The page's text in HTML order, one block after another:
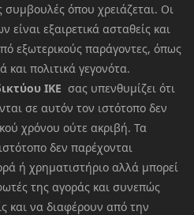
συμβουλές όπου χρειάζεται. Οι
εξαιρετικά ασταθείς και
εξωτερικούς παράγοντες, όπως
και πολιτικά γεγονότα.
ΙΚΕ σας υπενθυμίζει ότι
σε αυτόν τον ιστότοπο δεν
χρόνου ούτε ακριβή. Τα
δεν παρέχονται
ή χρηματιστήριο αλλά μπορεί
της αγοράς και συνεπώς
και να διαφέρουν από την